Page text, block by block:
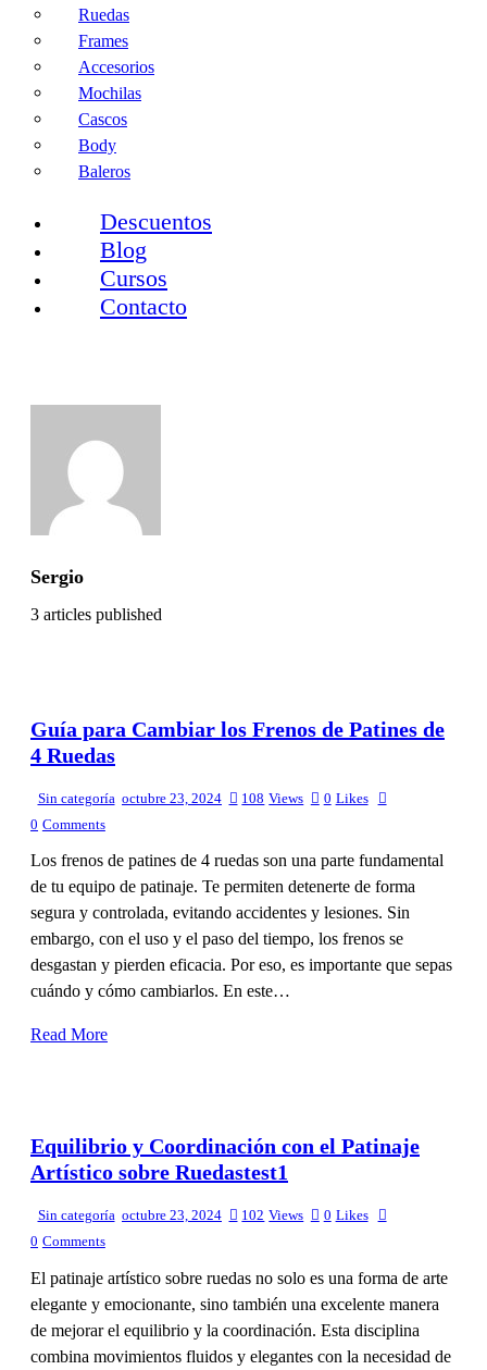
Ruedas
Frames
Accesorios
Mochilas
Cascos
Body
Baleros
Descuentos
Blog
Cursos
Contacto
Sergio
3 articles published
Guía para Cambiar los Frenos de Patines de
4 Ruedas
Sin categoría octubre 23, 2024 108 Views 0 Likes
0 Comments
Los frenos de patines de 4 ruedas son una parte fundamental
de tu equipo de patinaje. Te permiten detenerte de forma
segura y controlada, evitando accidentes y lesiones. Sin
embargo, con el uso y el paso del tiempo, los frenos se
desgastan y pierden eficacia. Por eso, es importante que sepas
cuándo y cómo cambiarlos. En este…
Read More
Equilibrio y Coordinación con el Patinaje
Artístico sobre Ruedastest1
Sin categoría octubre 23, 2024 102 Views 0 Likes
0 Comments
El patinaje artístico sobre ruedas no solo es una forma de arte
elegante y emocionante, sino también una excelente manera
de mejorar el equilibrio y la coordinación. Esta disciplina
combina movimientos fluidos y elegantes con la necesidad de